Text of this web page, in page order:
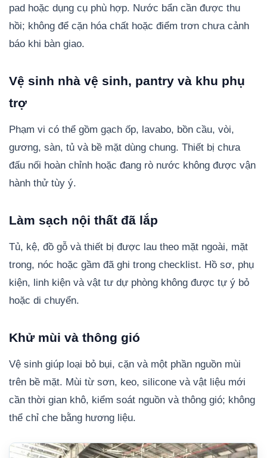
pad hoặc dụng cụ phù hợp. Nước bẩn cần được thu
hồi; không để cặn hóa chất hoặc điểm trơn chưa cảnh
báo khi bàn giao.
Vệ sinh nhà vệ sinh, pantry và khu phụ
trợ
Phạm vi có thể gồm gạch ốp, lavabo, bồn cầu, vòi,
gương, sàn, tủ và bề mặt dùng chung. Thiết bị chưa
đấu nối hoàn chỉnh hoặc đang rò nước không được vận
hành thử tùy ý.
Làm sạch nội thất đã lắp
Tủ, kệ, đồ gỗ và thiết bị được lau theo mặt ngoài, mặt
trong, nóc hoặc gầm đã ghi trong checklist. Hồ sơ, phụ
kiện, linh kiện và vật tư dự phòng không được tự ý bỏ
hoặc di chuyển.
Khử mùi và thông gió
Vệ sinh giúp loại bỏ bụi, cặn và một phần nguồn mùi
trên bề mặt. Mùi từ sơn, keo, silicone và vật liệu mới
cần thời gian khô, kiểm soát nguồn và thông gió; không
thể chỉ che bằng hương liệu.